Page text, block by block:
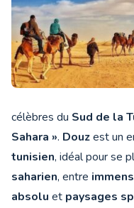
célèbres du Sud de la
Sahara ». Douzest un
tunisien, idéal pour se
saharien, entre
absolu et paysages